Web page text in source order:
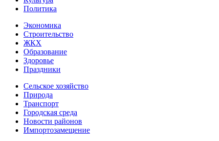
Политика
Экономика
Строительство
ЖКХ
Образование
Здоровье
Праздники
Сельское хозяйство
Природа
Транспорт
Городская среда
Новости районов
Импортозамещение